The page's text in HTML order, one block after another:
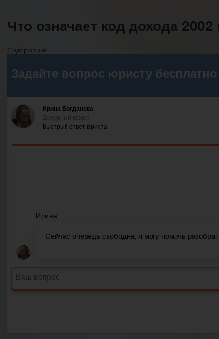
Что означает код дохода
Содержание